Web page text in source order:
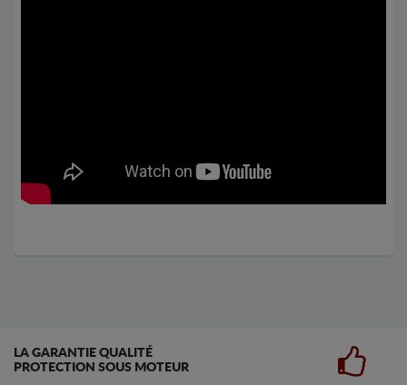
LA GARANTIE QUALITÉ
PROTECTION SOUS MOTEUR